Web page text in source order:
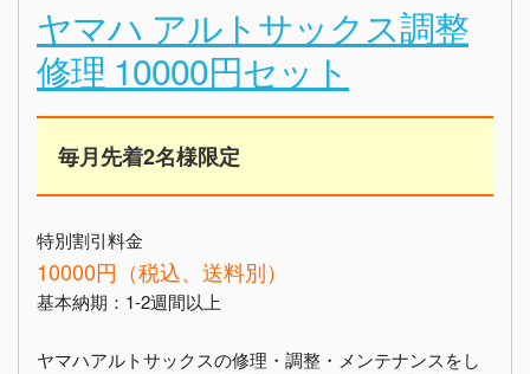
ヤマハ アルトサックス調整
修理 10000円セット
毎月先着2名様限定
特別割引料金
10000円（税込、送料別）
基本納期：1-2週間以上
ヤマハアルトサックスの修理・調整・メンテナンスをし